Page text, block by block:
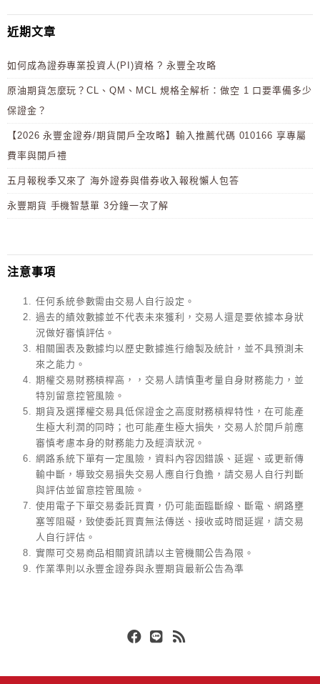
近期文章
如何成為證券專業投資人(PI)資格 ? 永豐全攻略
原油期貨怎麼玩？CL、QM、MCL 規格全解析：做空 1 口要準備多少
保證金？
【2026 永豐金證券/期貨開戶全攻略】輸入推薦代碼 010166 享專屬
費率與開戶禮
五月報稅季又來了 海外證券與借券收入報稅懶人包答
永豐期貨 手機智慧單 3分鐘一次了解
注意事項
任何系統參數需由交易人自行設定。
過去的績效數據並不代表未來獲利，交易人還是要依據本身狀
況做好審慎評估。
相關圖表及數據均以歷史數據進行繪製及統計，並不具預測未
來之能力。
期權交易財務槓桿高，，交易人請慎重考量自身財務能力，並
特別留意控管風險。
期貨及選擇權交易具低保證金之高度財務槓桿特性，在可能產
生極大利潤的同時；也可能產生極大損失，交易人於開戶前應
審慎考慮本身的財務能力及經濟狀況。
網路系統下單有一定風險，資料內容因錯誤、延遲、或更新傳
輸中斷，導致交易損失交易人應自行負擔，請交易人自行判斷
與評估並留意控管風險。
使用電子下單交易委託買賣，仍可能面臨斷線、斷電、網路壅
塞等阻礙，致使委託買賣無法傳送、接收或時間延遲，請交易
人自行評估。
實際可交易商品相關資訊請以主管機關公告為限。
作業準則以永豐金證券與永豐期貨最新公告為準